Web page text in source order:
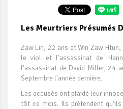
Les Meurtriers Présumés
Zaw Lin, 22 ans et Win Zaw
le viol et l'assassinat de
l'assassinat de David Miller, 24
Septembre l'année dernière.
Les accusés ont plaidé leur
tôt ce mois. Ils prétendent